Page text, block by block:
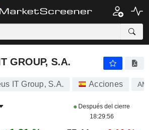
S.A.
GROUP, S.A.
IT Group, S.A. Acciones
Después del cierre
18:29:56